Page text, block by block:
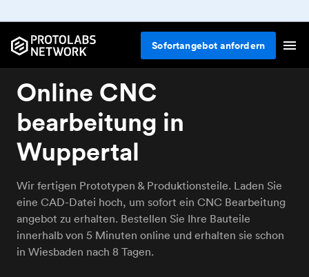
Sofortangebot anfordern
Online CNC
bearbeitung in
Wuppertal
Wir fertigen Prototypen & Produktionsteile. Laden Sie
eine CAD-Datei hoch, um sofort ein CNC Bearbeitung
angebot zu erhalten. Bestellen Sie Ihre Bauteile
innerhalb von 5 Minuten online und erhalten sie schon
in Wiesbaden nach 8 Tagen.